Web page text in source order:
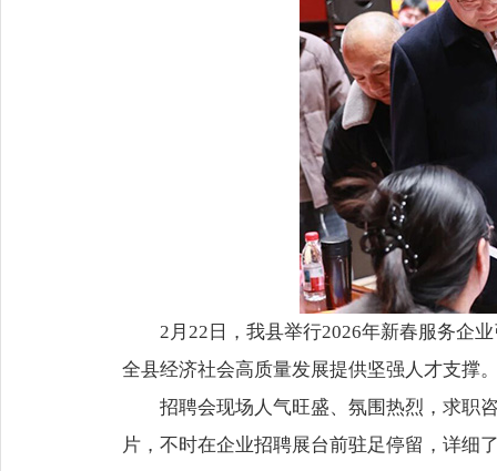
2月22日，我县举行2026年新春服务企
全县经济社会高质量发展提供坚强人才支撑
招聘会现场人气旺盛、氛围热烈，求职
片，不时在企业招聘展台前驻足停留，详细